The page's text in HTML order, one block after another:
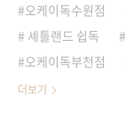
오케이독수원점
셰틀랜드 쉽독
오케이독부천점
더보기